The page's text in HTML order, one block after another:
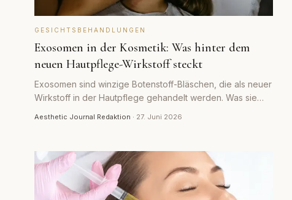
GESICHTSBEHANDLUNGEN
Exosomen in der Kosmetik: Was hinter dem
neuen Hautpflege-Wirkstoff steckt
Exosomen sind winzige Botenstoff-Bläschen, die als neuer
Wirkstoff in der Hautpflege gehandelt werden. Was sie
Aesthetic Journal Redaktion · 27. Juni 2026